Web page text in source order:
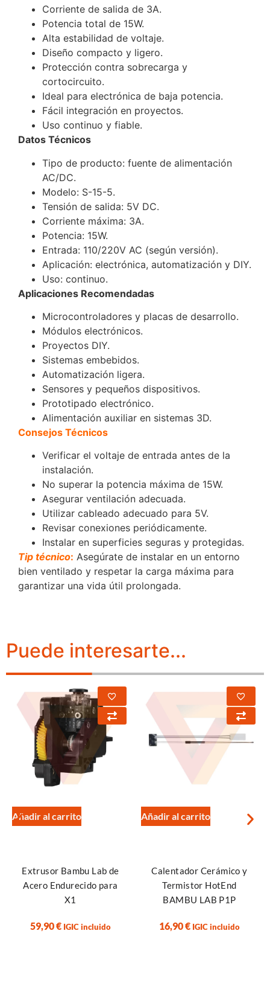
Corriente de salida de 3A.
Potencia total de 15W.
Alta estabilidad de voltaje.
Diseño compacto y ligero.
Protección contra sobrecarga y
cortocircuito.
Ideal para electrónica de baja potencia.
Fácil integración en proyectos.
Uso continuo y fiable.
Datos Técnicos
Tipo de producto: fuente de alimentación
AC/DC.
Modelo: S-15-5.
Tensión de salida: 5V DC.
Corriente máxima: 3A.
Potencia: 15W.
Entrada: 110/220V AC (según versión).
Aplicación: electrónica, automatización y DIY.
Uso: continuo.
Aplicaciones Recomendadas
Microcontroladores y placas de desarrollo.
Módulos electrónicos.
Proyectos DIY.
Sistemas embebidos.
Automatización ligera.
Sensores y pequeños dispositivos.
Prototipado electrónico.
Alimentación auxiliar en sistemas 3D.
Consejos Técnicos
Verificar el voltaje de entrada antes de la
instalación.
No superar la potencia máxima de 15W.
Asegurar ventilación adecuada.
Utilizar cableado adecuado para 5V.
Revisar conexiones periódicamente.
Instalar en superficies seguras y protegidas.
Tip técnico: Asegúrate de instalar en un entorno
bien ventilado y respetar la carga máxima para
garantizar una vida útil prolongada.
Puede interesarte...
Añadir al carrito
Extrusor Bambu Lab de
Acero Endurecido para
X1
59,90€ IGIC incluido
Añadir al carrito
Calentador Cerámico y
Termistor HotEnd
BAMBU LAB P1P
16,90€ IGIC incluido